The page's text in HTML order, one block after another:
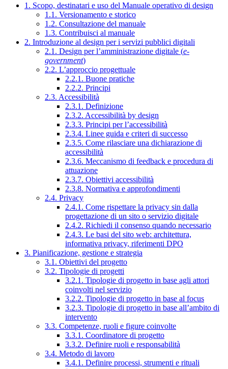
1. Scopo, destinatari e uso del Manuale operativo di design
1.1. Versionamento e storico
1.2. Consultazione del manuale
1.3. Contribuisci al manuale
2. Introduzione al design per i servizi pubblici digitali
2.1. Design per l’amministrazione digitale (e-
government)
2.2. L’approccio progettuale
2.2.1. Buone pratiche
2.2.2. Principi
2.3. Accessibilità
2.3.1. Definizione
2.3.2. Accessibilità by design
2.3.3. Principi per l’accessibilità
2.3.4. Linee guida e criteri di successo
2.3.5. Come rilasciare una dichiarazione di
accessibilità
2.3.6. Meccanismo di feedback e procedura di
attuazione
2.3.7. Obiettivi accessibilità
2.3.8. Normativa e approfondimenti
2.4. Privacy
2.4.1. Come rispettare la privacy sin dalla
progettazione di un sito o servizio digitale
2.4.2. Richiedi il consenso quando necessario
2.4.3. Le basi del sito web: architettura,
informativa privacy, riferimenti DPO
3. Pianificazione, gestione e strategia
3.1. Obiettivi del progetto
3.2. Tipologie di progetti
3.2.1. Tipologie di progetto in base agli attori
coinvolti nel servizio
3.2.2. Tipologie di progetto in base al focus
3.2.3. Tipologie di progetto in base all’ambito di
intervento
3.3. Competenze, ruoli e figure coinvolte
3.3.1. Coordinatore di progetto
3.3.2. Definire ruoli e responsabilità
3.4. Metodo di lavoro
3.4.1. Definire processi, strumenti e rituali